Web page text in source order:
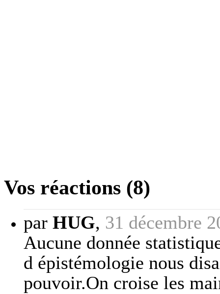
Vos réactions (8)
par HUG, 31 décembre
Aucune donnée
d épistémologie nous
pouvoir.On croise les